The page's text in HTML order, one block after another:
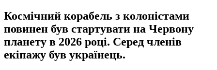
Космічний корабель з колоністами
повинен був стартувати на Червону
планету в 2026 році. Серед членів
екіпажу був українець.